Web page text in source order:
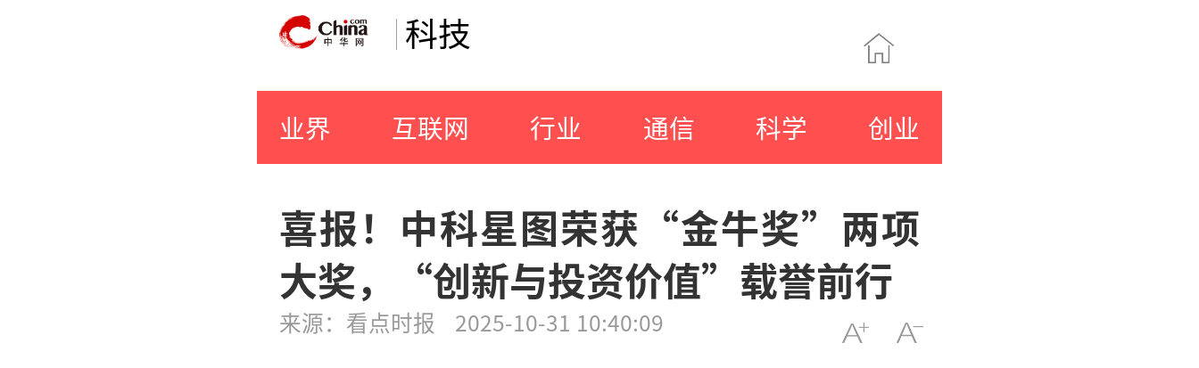
科技
业界 互联网 行业 通信 科学 创业
喜报！中科星图荣获“金牛奖”两项
大奖，“创新与投资价值”载誉前行
来源：看点时报 2025-10-31 10:40:09